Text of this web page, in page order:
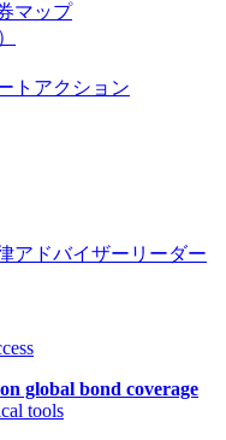
マップ
トアクション
アドバイザーリーダー
global bond coverage
tools